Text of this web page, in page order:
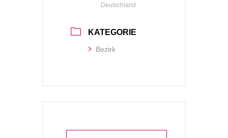
Deutschland
KATEGORIE
Bezirk